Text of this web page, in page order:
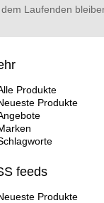
Laufenden
Produkte
Produkte
feeds
Produkte